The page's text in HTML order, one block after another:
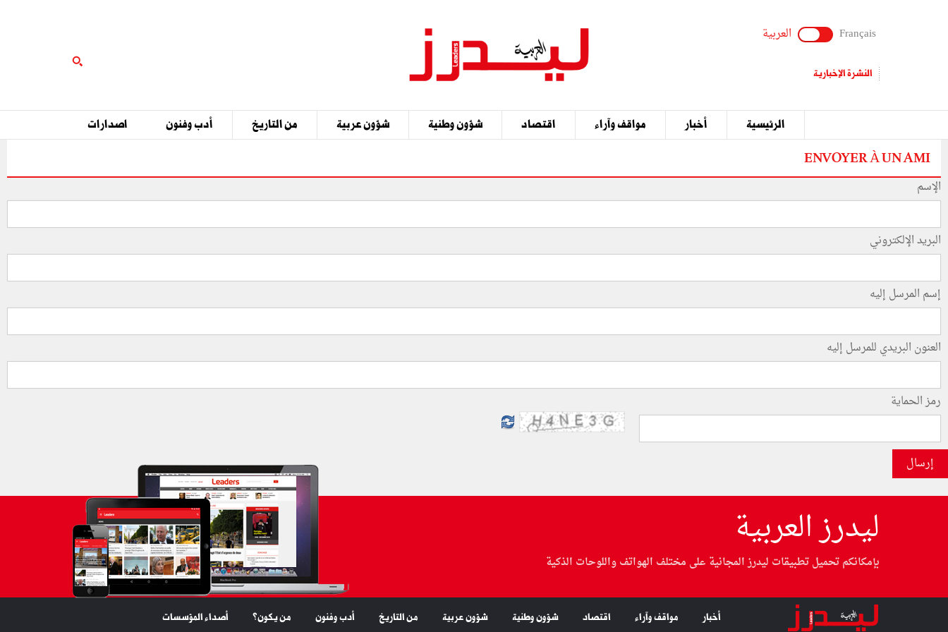
Français العربية
النشرة الإخبارية
الرئيسية أخبار مواقف وآراء اقتصاد شؤون وطنية شؤون عربية من التاريخ أدب وفنون اصدارات
ENVOYER À UN AMI
الإسم
البريد الإلكتروني
إسم المرسل إليه
العنون البريدي للمرسل إليه
رمز الحماية
إرسال
ليدرز العربية
بإمكانكم تحميل تطبيقات ليدرز المجانية على مختلف الهواتف واللوحات الذكية
أخبار مواقف وآراء اقتصاد شؤون وطنية شؤون عربية من التاريخ أدب وفنون من يكون؟ أصداء المؤسسات